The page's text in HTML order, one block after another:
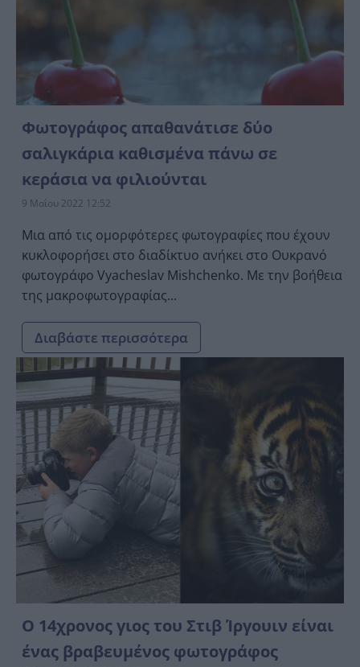
Φωτογράφος απαθανάτισε δύο
σαλιγκάρια καθισμένα πάνω σε
κεράσια να φιλιούνται
9 Μαΐου 2022 12:52
Μια από τις ομορφότερες φωτογραφίες που έχουν
κυκλοφορήσει στο διαδίκτυο ανήκει στο Ουκρανό
φωτογράφο Vyacheslav Mishchenko. Με την βοήθεια
της μακροφωτογραφίας...
Διαβάστε περισσότερα
Ο 14χρονος γιος του Στιβ Ίργουιν είναι
ένας βραβευμένος φωτογράφος